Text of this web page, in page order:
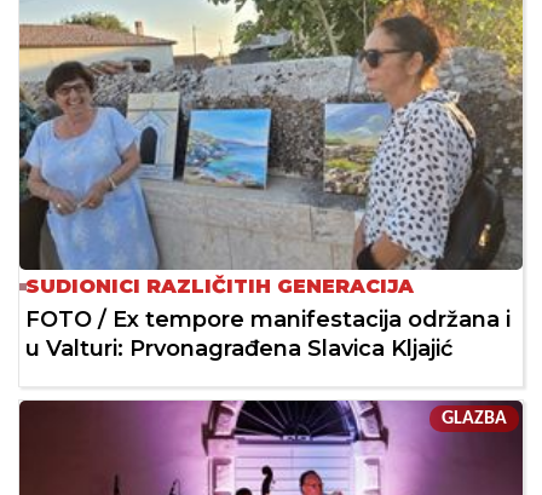
SUDIONICI RAZLIČITIH GENERACIJA
FOTO / Ex tempore manifestacija održana i
u Valturi: Prvonagrađena Slavica Kljajić
GLAZBA